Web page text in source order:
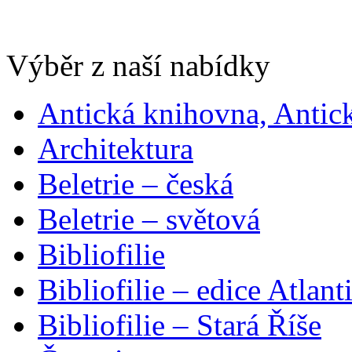
Výběr z naší nabídky
Antická knihovna,
Architektura
Beletrie – česká
Beletrie – světová
Bibliofilie
Bibliofilie – edice
Bibliofilie – Stará Říše